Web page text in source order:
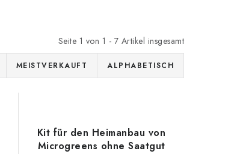
Seite 1 von 1 - 7 Artikel insgesamt
MEISTVERKAUFT ALPHABETISCH
Kit für den Heimanbau von
Microgreens ohne Saatgut